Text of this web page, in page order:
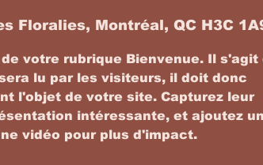
Floralies, Montréal, QC H3C
votre rubrique Bienvenue. Il s'agit
lu par les visiteurs, il doit donc
l'objet de votre site. Capturez leur
intéressante, et ajoutez
vidéo pour plus d'impact.